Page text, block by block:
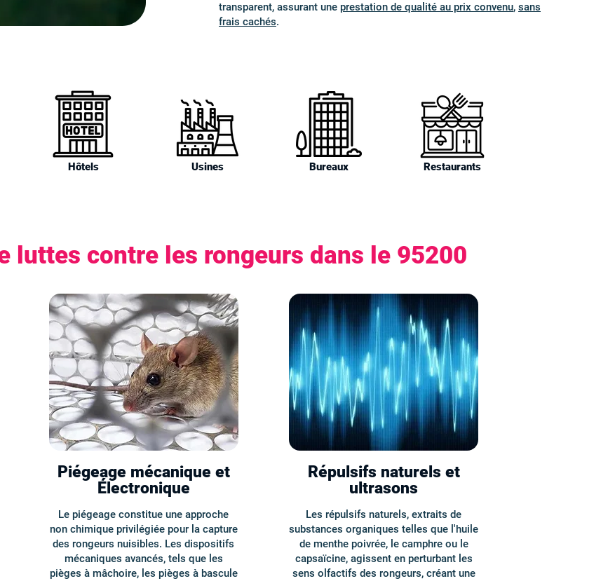
transparent, assurant une prestation de qualité au prix convenu, sans
frais cachés.
Hôtels Usines Bureaux Restaurants
luttes contre les rongeurs dans le 95200
Piégeage mécanique et
Électronique
Le piégeage constitue une approche
non chimique privilégiée pour la capture
des rongeurs nuisibles. Les dispositifs
mécaniques avancés, tels que les
pièges à mâchoire, les pièges à bascule
Répulsifs naturels et
ultrasons
Les répulsifs naturels, extraits de
substances organiques telles que l'huile
de menthe poivrée, le camphre ou le
capsaïcine, agissent en perturbant les
sens olfactifs des rongeurs, créant une